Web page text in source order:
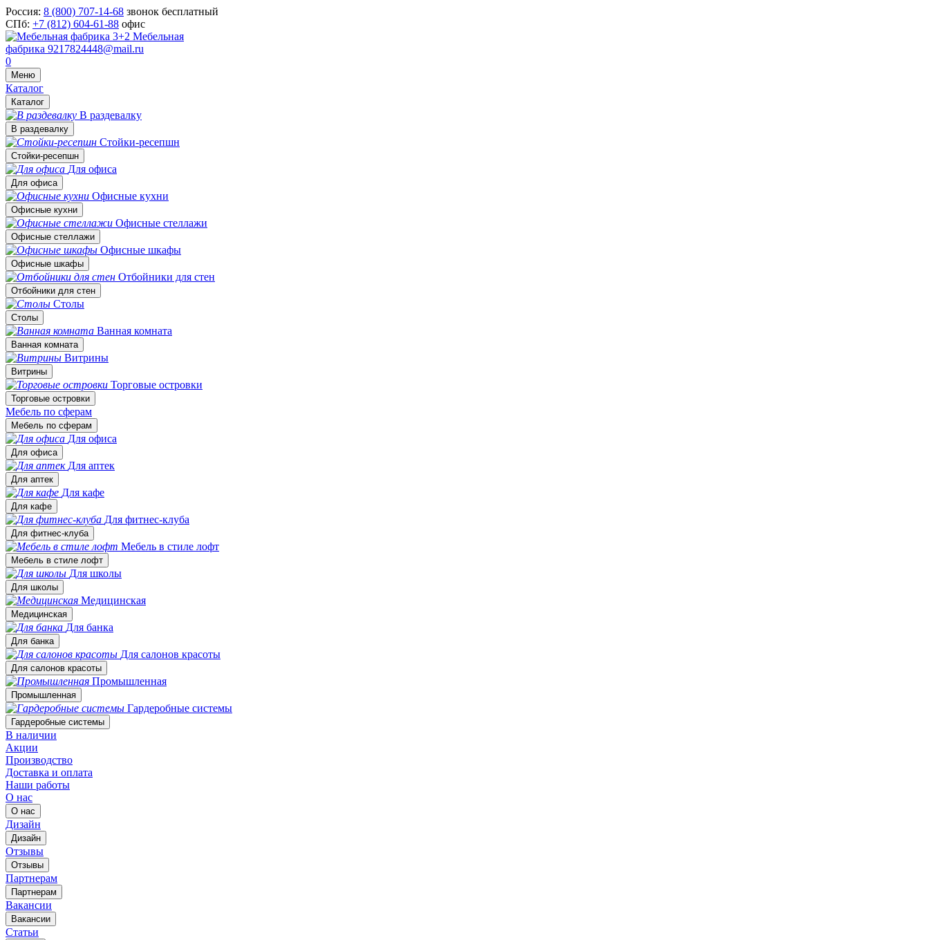
Россия: 8 (800) 707-14-68 звонок бесплатный
СПб: +7 (812) 604-61-88 офис
Мебельная
фабрика 9217824448@mail.ru
0
Меню
Каталог
Каталог
В раздевалку
В раздевалку
Стойки-ресепшн
Стойки-ресепшн
Для офиса
Для офиса
Офисные кухни
Офисные кухни
Офисные стеллажи
Офисные стеллажи
Офисные шкафы
Офисные шкафы
Отбойники для стен
Отбойники для стен
Столы
Столы
Ванная комната
Ванная комната
Витрины
Витрины
Торговые островки
Торговые островки
Мебель по сферам
Мебель по сферам
Для офиса
Для офиса
Для аптек
Для аптек
Для кафе
Для кафе
Для фитнес-клуба
Для фитнес-клуба
Мебель в стиле лофт
Мебель в стиле лофт
Для школы
Для школы
Медицинская
Медицинская
Для банка
Для банка
Для салонов красоты
Для салонов красоты
Промышленная
Промышленная
Гардеробные системы
Гардеробные системы
В наличии
Акции
Производство
Доставка и оплата
Наши работы
О нас
О нас
Дизайн
Дизайн
Отзывы
Отзывы
Партнерам
Партнерам
Вакансии
Вакансии
Статьи